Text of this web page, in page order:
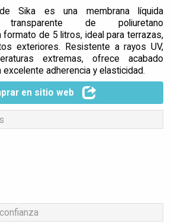
Sika es una membrana líquida
transparente de poliuretano
de 5 litros, ideal para terrazas,
exteriores. Resistente a rayos UV,
extremas, ofrece acabado
excelente adherencia y elasticidad.
en sitio web